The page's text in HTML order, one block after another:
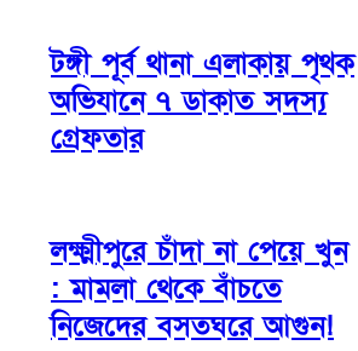
টঙ্গী পূর্ব থানা এলাকায় পৃথক
অভিযানে ৭ ডাকাত সদস্য
গ্রেফতার
লক্ষ্মীপুরে চাঁদা না পেয়ে খুন
: মামলা থেকে বাঁচতে
নিজেদের বসতঘরে আগুন!